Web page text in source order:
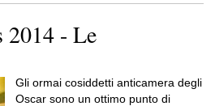
2014 - Le
Gli ormai cosiddetti anticamera degli
Oscar sono un ottimo punto di